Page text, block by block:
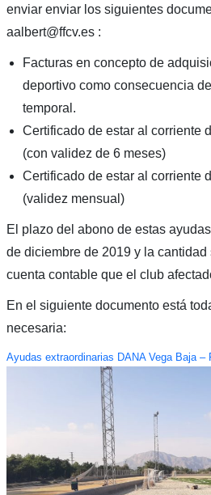
enviar enviar los siguientes
aalbert@ffcv.es :
Facturas en concepto de
deportivo como consecuencia
temporal.
Certificado de estar al corriente
(con validez de 6 meses)
Certificado de estar al corriente
(validez mensual)
El plazo del abono de estas
de diciembre de 2019 y la
cuenta contable que el club
En el siguiente documento está
necesaria:
Ayudas extraordinarias DANA Vega Baja –